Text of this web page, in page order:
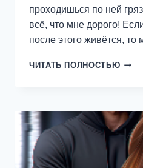
проходишься по ней
всё, что мне дорого!
после этого живётся,
ЧИТАТЬ ПОЛНОСТЬЮ (НЕ)